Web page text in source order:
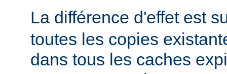
La différence d'effet est
toutes les copies
dans tous les caches